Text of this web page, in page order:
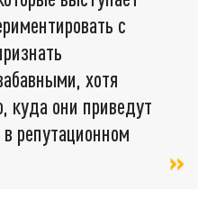
с
хотя
куда они приведут
репутационном